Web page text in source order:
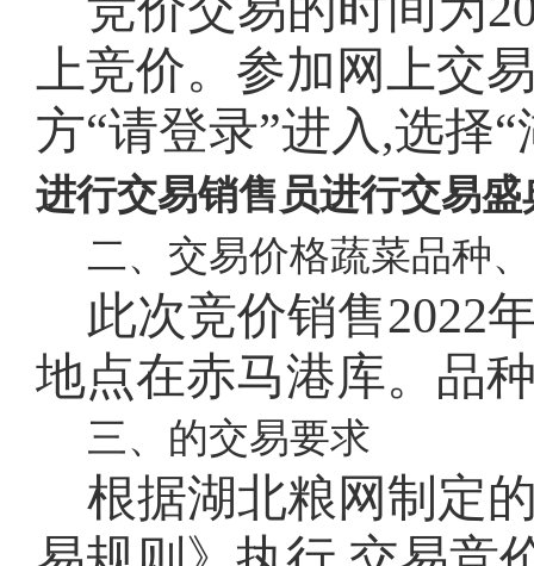
上竞价。参加网上交
方“请登录”进入,选择
进行交易销售员进行交易盛
二、交易价格蔬菜品种
此次竞价销售2022
地点在赤马港库。品
三、的交易要求
根据湖北粮网制定